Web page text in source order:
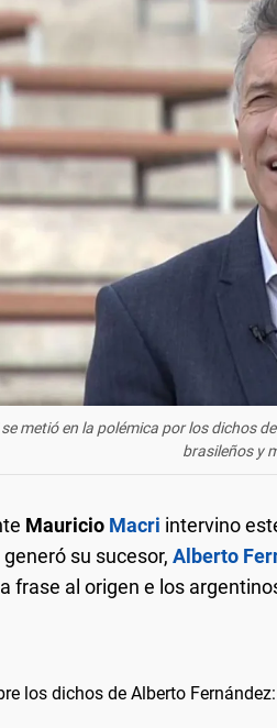
metió en la polémica por los dichos
brasileños y
Mauricio Macri intervino
su sucesor, Alberto
frase al origen e los
los dichos de Alberto